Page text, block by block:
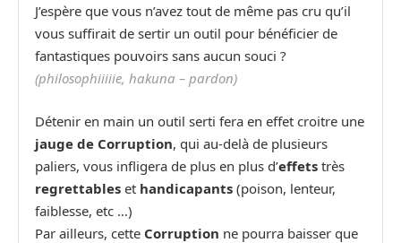
J’espère que vous n’avez tout de même pas cru qu’il
vous suffirait de sertir un outil pour bénéficier de
fantastiques pouvoirs sans aucun souci ?
(philosophiiiiie, hakuna – pardon)
Détenir en main un outil serti fera en effet croitre une
jauge de Corruption, qui au-delà de plusieurs
paliers, vous infligera de plus en plus d’effets très
regrettables et handicapants (poison, lenteur,
faiblesse, etc …)
Par ailleurs, cette Corruption ne pourra baisser que